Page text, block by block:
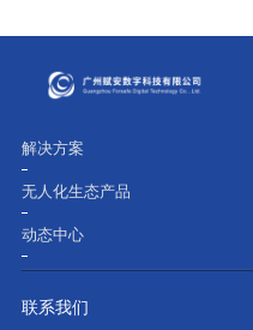
解决方案
无人化生态产品
动态中心
联系我们